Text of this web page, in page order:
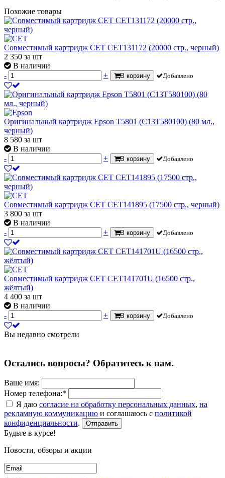
Похожие товары
Совместимый картридж CET CET131172 (20000 стр., черный)
2 350 за шт
В наличии
-
+ В корзину Добавлено
Оригинальный картридж Epson T5801 (C13T580100) (80 мл.,
черный)
8 580 за шт
В наличии
-
+ В корзину Добавлено
Совместимый картридж CET CET141895 (17500 стр., черный)
3 800 за шт
В наличии
-
+ В корзину Добавлено
Совместимый картридж CET CET141701U (16500 стр.,
жёлтый)
4 400 за шт
В наличии
-
+ В корзину Добавлено
Вы недавно смотрели
Остались вопросы? Обратитесь к нам.
Ваше имя:
Номер телефона:*
Я даю согласие на обработку персональных данных, на
рекламную коммуникацию и соглашаюсь с политикой
конфиденциальности. Отправить
Будьте в курсе!
Новости, обзоры и акции